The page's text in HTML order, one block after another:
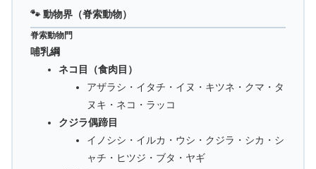
🐾 動物界（脊索動物）
脊索動物門
哺乳綱
ネコ目（食肉目）
アザラシ・イタチ・イヌ・キツネ・クマ・タ
ヌキ・ネコ・ラッコ
クジラ偶蹄目
イノシシ・イルカ・ウシ・クジラ・シカ・シ
ャチ・ヒツジ・ブタ・ヤギ